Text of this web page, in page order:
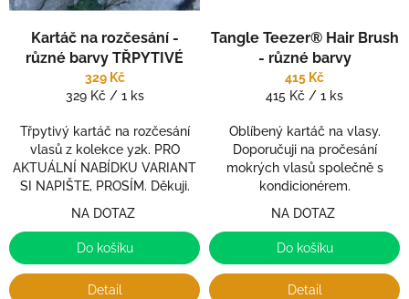
Kartáč na rozčesání -
různé barvy TŘPYTIVÉ
329 Kč
Měrná
329 Kč / 1 ks
Třpytivý kartáč na rozčesání
vlasů z kolekce y2k. PRO
AKTUÁLNÍ NABÍDKU VARIANT
SI NAPIŠTE, PROSÍM. Děkuji.
NA DOTAZ
Do košíku
Detail
Tangle Teezer® Hair Brush
- různé barvy
415 Kč
Měrná
415 Kč / 1 ks
Oblíbený kartáč na vlasy.
Doporučuji na pročesání
mokrých vlasů společně s
kondicionérem.
NA DOTAZ
Do košíku
Detail